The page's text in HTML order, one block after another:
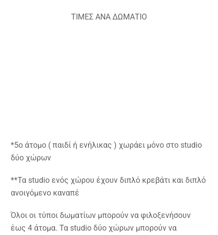
ΤΙΜΕΣ ΑΝΑ ΔΩΜΑΤΙΟ
*5ο άτομο ( παιδί ή ενήλικας ) χωράει μόνο στο studio
δύο χώρων
**Τα studio ενός χώρου έχουν διπλό κρεβάτι και διπλό
ανοιγόμενο καναπέ
Όλοι οι τύποι δωματίων μπορούν να φιλοξενήσουν
έως 4 άτομα. Τα studio δύο χώρων μπορούν να